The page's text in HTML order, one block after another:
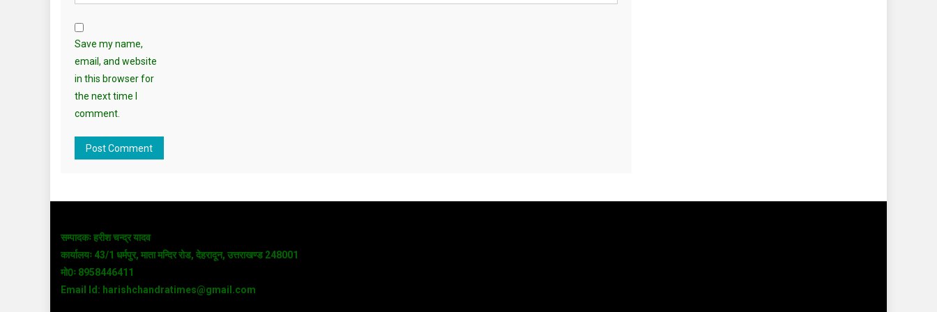
Save my name,
email, and website
in this browser for
the next time I
comment.
सम्पादकः हरीश चन्द्र यादव
कार्यालयः 43/1 धर्मपुर, माता मन्दिर रोड, देहरादून, उत्तराखण्ड 248001
मो0ः 8958446411
Email Id: harishchandratimes@gmail.com